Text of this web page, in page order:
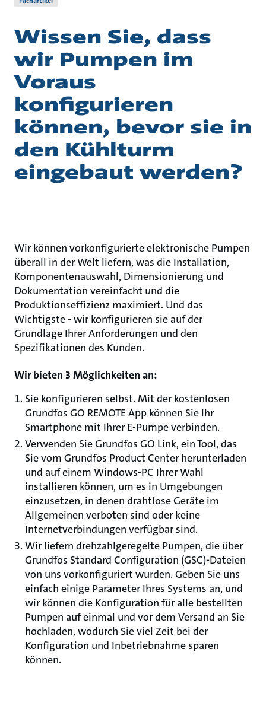
Wissen Sie, dass
wir Pumpen im
Voraus
konfigurieren
können, bevor sie in
den Kühlturm
eingebaut werden?
Wir können vorkonfigurierte elektronische Pumpen
überall in der Welt liefern, was die Installation,
Komponentenauswahl, Dimensionierung und
Dokumentation vereinfacht und die
Produktionseffizienz maximiert. Und das
Wichtigste - wir konfigurieren sie auf der
Grundlage Ihrer Anforderungen und den
Spezifikationen des Kunden.
Wir bieten 3 Möglichkeiten an:
Sie konfigurieren selbst. Mit der kostenlosen
Grundfos GO REMOTE App können Sie Ihr
Smartphone mit Ihrer E-Pumpe verbinden.
Verwenden Sie Grundfos GO Link, ein Tool, das
Sie vom Grundfos Product Center herunterladen
und auf einem Windows-PC Ihrer Wahl
installieren können, um es in Umgebungen
einzusetzen, in denen drahtlose Geräte im
Allgemeinen verboten sind oder keine
Internetverbindungen verfügbar sind.
Wir liefern drehzahlgeregelte Pumpen, die über
Grundfos Standard Configuration (GSC)-Dateien
von uns vorkonfiguriert wurden. Geben Sie uns
einfach einige Parameter Ihres Systems an, und
wir können die Konfiguration für alle bestellten
Pumpen auf einmal und vor dem Versand an Sie
hochladen, wodurch Sie viel Zeit bei der
Konfiguration und Inbetriebnahme sparen
können.